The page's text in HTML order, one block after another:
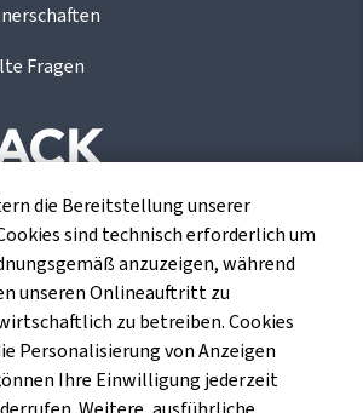
Fragen
GmbH ist ein
für die europäischen
GmbH
die Bereitstellung unserer
sind technisch erforderlich um
anzuzeigen, während
unseren Onlineauftritt zu
zu betreiben. Cookies
Personalisierung von Anzeigen
Ihre Einwilligung jederzeit